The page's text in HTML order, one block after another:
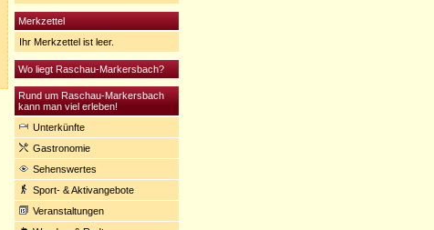
Merkzettel
Ihr Merkzettel ist leer.
Wo liegt Raschau-Markersbach?
Rund um Raschau-Markersbach
kann man viel erleben!
Unterkünfte
Gastronomie
Sehenswertes
Sport- & Aktivangebote
Veranstaltungen